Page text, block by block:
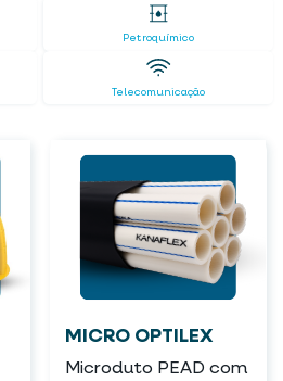
Petroquímico
Telecomunicação
MICRO OPTILEX
Microduto PEAD com